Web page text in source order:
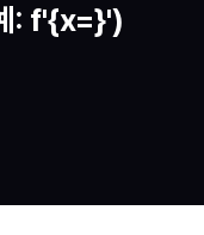
: f'{x=}')